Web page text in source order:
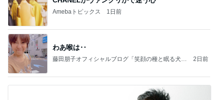
Amebaトピックス 1日前
わあ喉は‥
藤田朋子オフィシャルブログ「笑顔の種と眠る犬」
2日前